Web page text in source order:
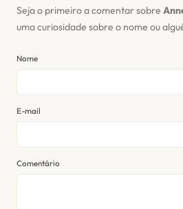
Seja o primeiro a comentar sobre
uma curiosidade sobre o nome ou
Nome
E-mail
Comentário